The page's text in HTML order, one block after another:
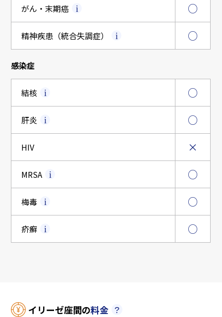
がん・末期癌 ○
精神疾患（統合失調症） ○
感染症
結核 ○
肝炎 ○
HIV ×
MRSA ○
梅毒 ○
疥癬 ○
イリーゼ座間の料金